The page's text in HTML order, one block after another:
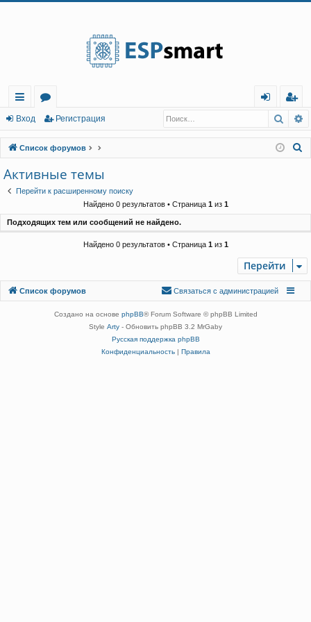
с
ы
лк
и
о
ру
м
ы
д
г
ис
тр
Вход Регистрация
Список форумов
Активные темы
Перейти к расширенному поиску
Найдено 0 результатов • Страница 1из 1
Подходящих тем или сообщений не найдено.
Найдено 0 результатов • Страница 1из 1
Перейти
Список форумов
Связаться с
Связаться с администрацией
Создано на основе phpBB® Forum Software © phpBB Limited
Style Arty - Обновить phpBB 3.2 MrGaby
Русская поддержка phpBB
Конфиденциальность| Правила